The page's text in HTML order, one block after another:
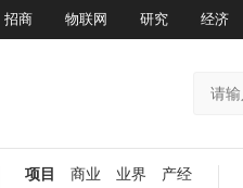
招商 物联网 研究 经济
项目 商业 业界
产经